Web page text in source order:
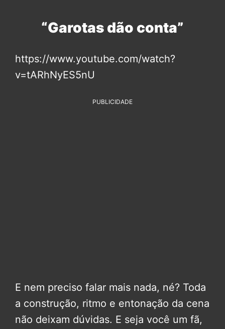
“Garotas dão conta”
https://www.youtube.com/watch?
v=tARhNyES5nU
PUBLICIDADE
E nem preciso falar mais nada, né? Toda
a construção, ritmo e entonação da cena
não deixam dúvidas. E seja você um fã,